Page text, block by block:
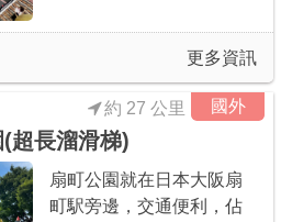
更多資訊
國外
超長溜滑梯)
約 27 公里
扇町公園就在日本大阪扇
町駅旁邊，交通便利，佔